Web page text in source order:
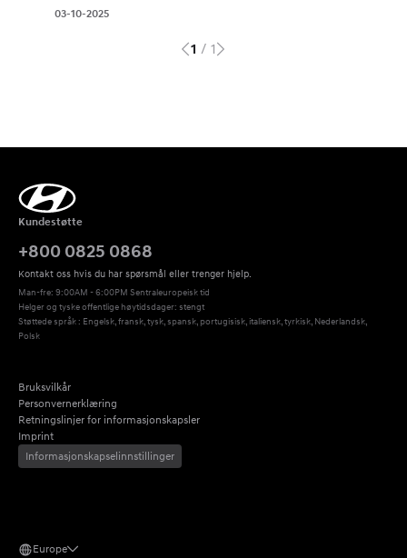
03-10-2025
1 / 1
Kundestøtte
+800 0825 0868
Kontakt oss hvis du har spørsmål eller trenger hjelp.
Man-fre: 9:00AM - 6:00PM Sentraleuropeisk tid
Helger og tyske offentlige høytidsdager: stengt
Støttede språk : Engelsk, fransk, tysk, spansk, portugisisk, italiensk, tyrkisk, Nederlandsk,
Polsk
Bruksvilkår
Personvernerklæring
Retningslinjer for informasjonskapsler
Imprint
Informasjonskapselinnstillinger
Europe